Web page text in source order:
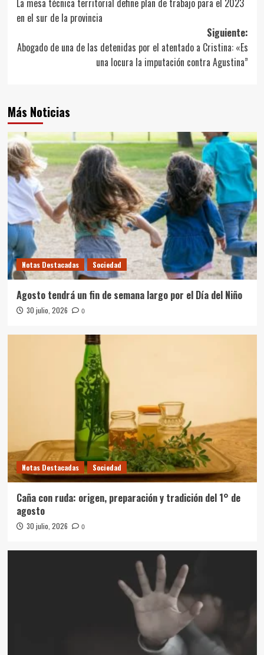
de
entradas
La mesa técnica territorial define plan de trabajo para el 2023
en el sur de la provincia
Siguiente:
Abogado de una de las detenidas por el atentado a Cristina: «Es
una locura la imputación contra Agustina”
Más Noticias
Notas Destacadas Sociedad
Agosto tendrá un fin de semana largo por el Día del Niño
30 julio, 2026 0
Notas Destacadas Sociedad
Caña con ruda: origen, preparación y tradición del 1° de
agosto
30 julio, 2026 0